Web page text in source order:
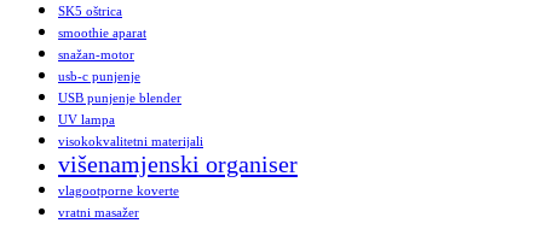
SK5 oštrica
smoothie aparat
snažan-motor
usb-c punjenje
USB punjenje blender
UV lampa
visokokvalitetni materijali
višenamjenski organiser
vlagootporne koverte
vratni masažer